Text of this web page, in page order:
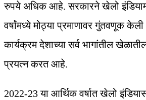
रुपये अधिक आहे. सरकारने खेलो
वर्षांमध्ये मोठ्या प्रमाणावर गुंतवणूक
कार्यक्रम देशाच्या सर्व भागांतील
प्रयत्न करत आहे.
2022-23 या आर्थिक वर्षात खेलो